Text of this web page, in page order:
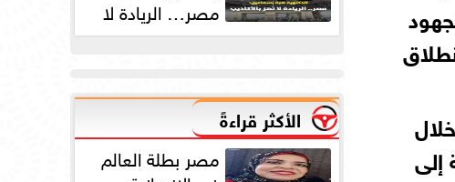
إلى
مصر… الريادة لا
تُهز بالأكاذيب
الأكثر قراءةً
مصر بطلة العالم